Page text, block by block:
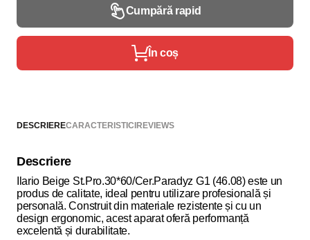
Cumpără rapid
În coș
DESCRIERECARACTERISTICIREVIEWS
Descriere
Ilario Beige St.Pro.30*60/Cer.Paradyz G1 (46.08) este un
produs de calitate, ideal pentru utilizare profesională și
personală. Construit din materiale rezistente și cu un
design ergonomic, acest aparat oferă performanță
excelentă și durabilitate.